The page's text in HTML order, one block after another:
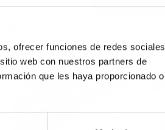
ofrecer funciones de redes sociales
web con nuestros partners de
que les haya proporcionado o
SYMTRIOL®